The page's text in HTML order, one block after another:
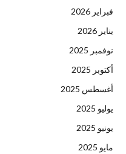
فبراير 2026
يناير 2026
نوفمبر 2025
أكتوبر 2025
أغسطس 2025
يوليو 2025
يونيو 2025
مايو 2025